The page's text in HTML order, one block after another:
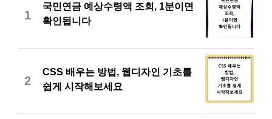
1
국민연금 예상수령액 조회, 1분이면
확인됩니다
2
CSS 배우는 방법, 웹디자인 기초를
쉽게 시작해보세요